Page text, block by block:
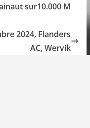
sur10.000 M
2024, Flanders
AC, Wervik